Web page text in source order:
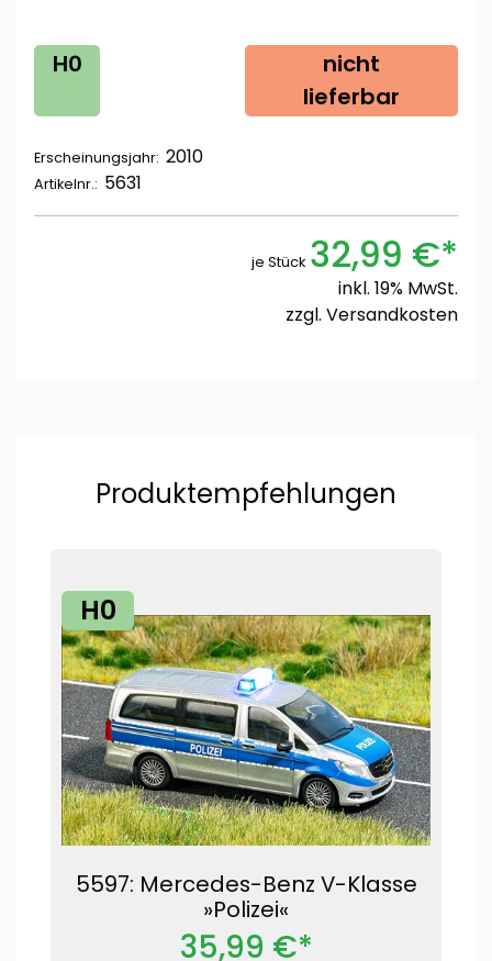
H0
nicht
lieferbar
Erscheinungsjahr: 2010
Artikelnr.: 5631
je Stück 32,99 €*
inkl. 19% MwSt.
zzgl. Versandkosten
Produktempfehlungen
H0
5597: Mercedes-Benz V-Klasse
»Polizei«
35,99 €*